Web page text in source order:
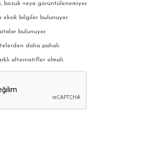
bozuk veya görüntülenemiyor.
eksik bilgiler bulunuyor.
bulunuyor.
daha pahalı.
alternatifler olmalı.